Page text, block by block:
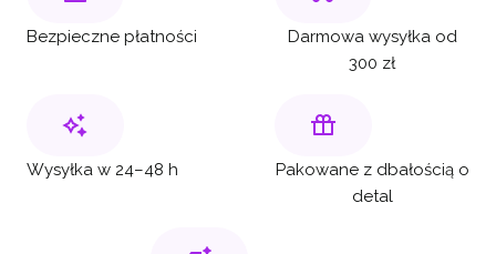
Bezpieczne płatności
Darmowa wysyłka od
300 zł
Wysyłka w 24–48 h
Pakowane z dbałością o
detal